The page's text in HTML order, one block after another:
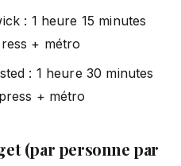
: 1 heure 15 minutes
+ métro
: 1 heure 30 minutes
+ métro
(par personne par